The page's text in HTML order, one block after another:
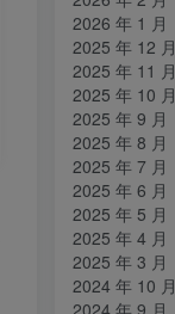
2026 年 1 月
2025 年 12 月
2025 年 11 月
2025 年 10 月
2025 年 9 月
2025 年 8 月
2025 年 7 月
2025 年 6 月
2025 年 5 月
2025 年 4 月
2025 年 3 月
2024 年 10 月
2024 年 9 月